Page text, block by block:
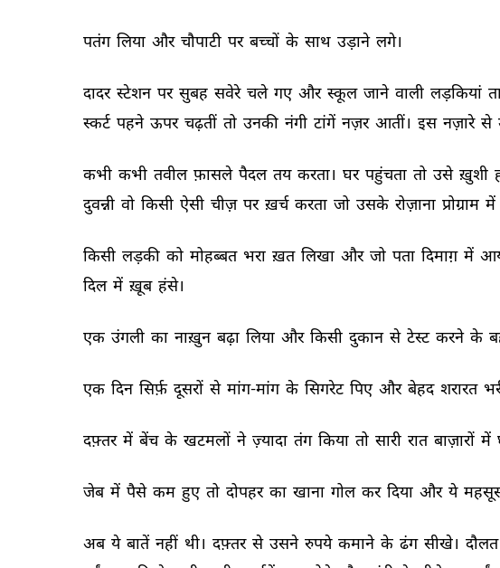
पतंग लिया और चौपाटी पर बच्चों के साथ उड़ाने लगे।
दादर स्टेशन पर सुबह सवेरे चले गए और स्कूल जाने वाली लड़कियां
स्कर्ट पहने ऊपर चढ़तीं तो उनकी नंगी टांगें नज़र आतीं। इस नज़ारे से
कभी कभी तवील फ़ासले पैदल तय करता। घर पहुंचता तो उसे ख़ुशी
दुवन्नी वो किसी ऐसी चीज़ पर ख़र्च करता जो उसके रोज़ाना प्रोग्राम में
किसी लड़की को मोहब्बत भरा ख़त लिखा और जो पता दिमाग़ में
दिल में ख़ूब हंसे।
एक उंगली का नाख़ुन बढ़ा लिया और किसी दुकान से टेस्ट करने के
एक दिन सिर्फ़ दूसरों से मांग-मांग के सिगरेट पिए और बेहद शरारत
दफ़्तर में बेंच के खटमलों ने ज़्यादा तंग किया तो सारी रात बाज़ारों में
जेब में पैसे कम हुए तो दोपहर का खाना गोल कर दिया और ये
अब ये बातें नहीं थी। दफ़्तर से उसने रुपये कमाने के ढंग सीखे। दौलत